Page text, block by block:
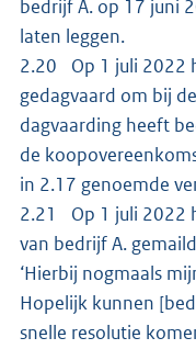
bedrijf A. op 17 juni
laten leggen.
2.20 Op 1 juli 2022
gedagvaard om bij
dagvaarding heeft
de
in 2.17 genoemde
2.21 Op 1 juli 2022
van bedrijf A.
‘Hierbij nogmaals
Hopelijk kunnen
snelle resolutie